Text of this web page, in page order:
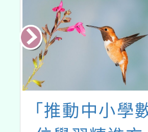
「推動中小學